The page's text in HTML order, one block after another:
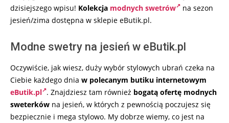
dzisiejszego wpisu! Kolekcja modnych swetrów
na sezon
jesień/zima dostępna w sklepie eButik.pl.
Modne swetry na jesień w eButik.pl
Oczywiście, jak wiesz, duży wybór stylowych ubrań czeka na
Ciebie każdego dnia w polecanym butiku internetowym
eButik.pl . Znajdziesz tam również bogatą ofertę modnych
sweterków na jesień, w których z pewnością poczujesz się
bezpiecznie i mega stylowo. My dobrze wiemy, co jest na